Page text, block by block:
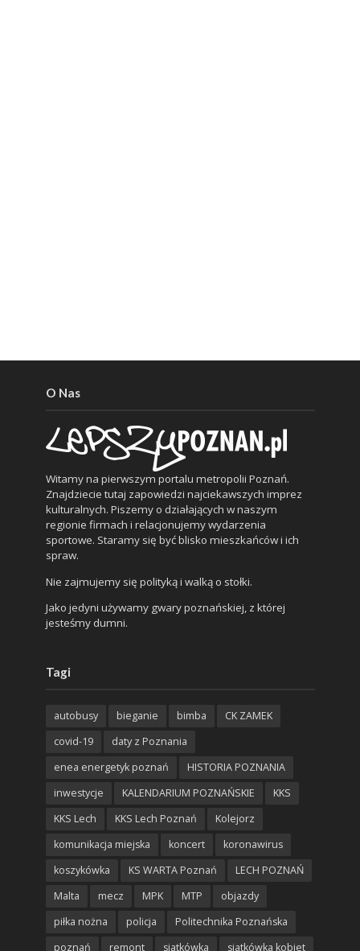
O Nas
Witamy na pierwszym portalu metropolii Poznań.
Znajdziecie tutaj zapowiedzi najciekawszych imprez
kulturalnych. Piszemy o działających w naszym
regionie firmach i relacjonujemy wydarzenia
sportowe. Staramy się być blisko mieszkańców i ich
spraw.
Nie zajmujemy się polityką i walką o stołki.
Jako jedyni używamy gwary poznańskiej, z której
jesteśmy dumni.
Tagi
autobusy bieganie bimba
CK ZAMEK
covid-19
daty z Poznania
enea energetyk poznań
HISTORIA POZNANIA
inwestycje
KALENDARIUM POZNAŃSKIE
KKS
KKS Lech
KKS Lech Poznań
Kolejorz
komunikacja miejska
koncert
koronawirus
koszykówka
KS WARTA Poznań
LECH POZNAŃ
Malta
mecz MPK MTP
objazdy
piłka nożna
policja
Politechnika Poznańska
poznań
remont siatkówka siatkówka kobiet